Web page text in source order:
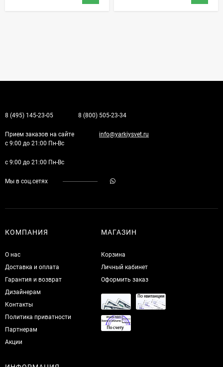
8 (495) 145-23-05 8 (800) 505-23-34
Прием заказов на сайте
с 9:00 до 21:00 Пн-Вс
info@yarkiysvet.ru
с 9:00 до 21:00 Пн-Вс
Мы в соц.сетях
КОМПАНИЯ
О нас
Доставка и оплата
Гарантия и возврат
Дизайнерам
Контакты
Политика приватности
Партнерам
Акции
МАГАЗИН
Корзина
Личный кабинет
Оформить заказ